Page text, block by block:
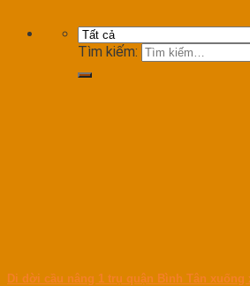
Tìm kiếm:
Di dời cầu nâng 1 trụ quận Bình Tân xuống